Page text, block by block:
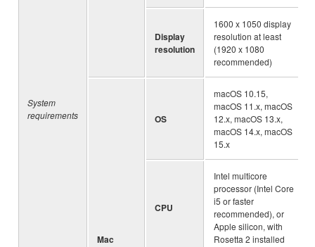
System
requirements
Display
resolution
1600 x 1050 display
resolution at least
(1920 x 1080
recommended)
Mac
OS
macOS 10.15,
macOS 11.x, macOS
12.x, macOS 13.x,
macOS 14.x, macOS
15.x
CPU
Intel multicore
processor (Intel Core
i5 or faster
recommended), or
Apple silicon, with
Rosetta 2 installed